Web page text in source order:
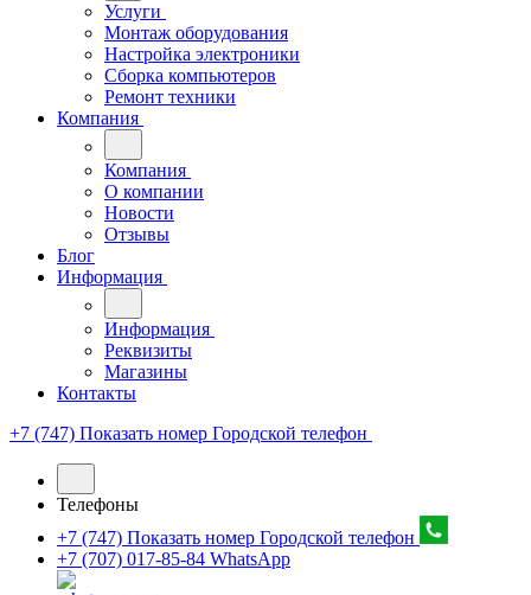
Услуги
Монтаж оборудования
Настройка электроники
Сборка компьютеров
Ремонт техники
Компания
Компания
О компании
Новости
Отзывы
Блог
Информация
Информация
Реквизиты
Магазины
Контакты
+7 (747) Показать номер Городской телефон
Телефоны
+7 (747) Показать номер Городской телефон
+7 (707) 017-85-84 WhatsApp